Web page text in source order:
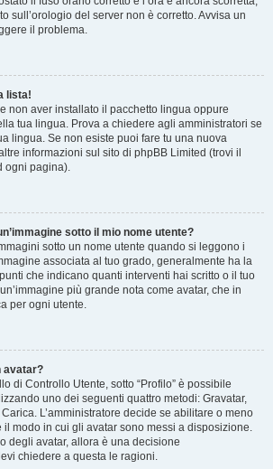
sull’orologio del server non è corretto. Avvisa un
il problema.
lista!
non aver installato il pacchetto lingua oppure
tua lingua. Prova a chiedere agli amministratori se
lingua. Se non esiste puoi fare tu una nuova
informazioni sul sito di phpBB Limited (trovi il
ogni pagina).
sotto il mio nome utente?
sotto un nome utente quando si leggono i
associata al tuo grado, generalmente ha la
che indicano quanti interventi hai scritto o il tuo
più grande nota come avatar, che in
per ogni utente.
avatar?
di Controllo Utente, sotto “Profilo” è possibile
uno dei seguenti quattro metodi: Gravatar,
L’amministratore decide se abilitare o meno
modo in cui gli avatar sono messi a disposizione.
degli avatar, allora è una decisione
chiedere a questa le ragioni.